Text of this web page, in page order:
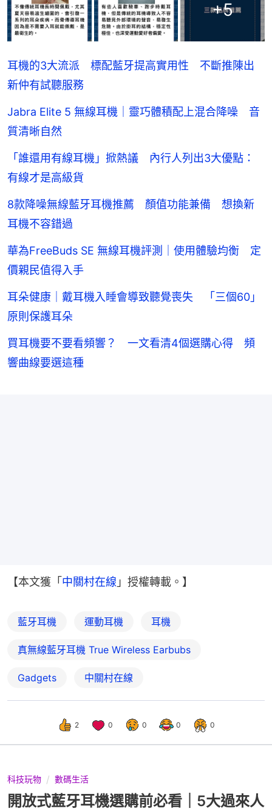
+5
耳機的3大流派 標配藍牙提高實用性 不斷推陳出
新仲有試聽服務
Jabra Elite 5 無線耳機｜靈巧體積配上混合降噪 音
質清晰自然
「誰還用有線耳機」掀熱議 內行人列出3大優點：
有線才是高級貨
8款降噪無線藍牙耳機推薦 顏值功能兼備 想換新
耳機不容錯過
華為FreeBuds SE 無線耳機評測｜使用體驗均衡 定
價親民值得入手
耳朵健康｜戴耳機入睡會導致聽覺喪失 「三個60」
原則保護耳朵
買耳機要不要看頻響？ 一文看清4個選購心得 頻
響曲線要選這種
【本文獲「 中關村在線 」授權轉載。】
藍牙耳機 運動耳機 耳機
真無線藍牙耳機 True Wireless Earbubs
Gadgets 中關村在線
2 0 0 0 0
科技玩物 數碼生活
開放式藍牙耳機選購前必看｜5大過來人